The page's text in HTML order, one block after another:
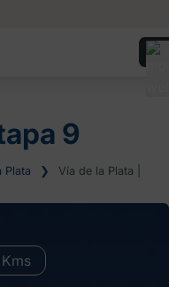
9
Plata ❯
Vía de la Plata |